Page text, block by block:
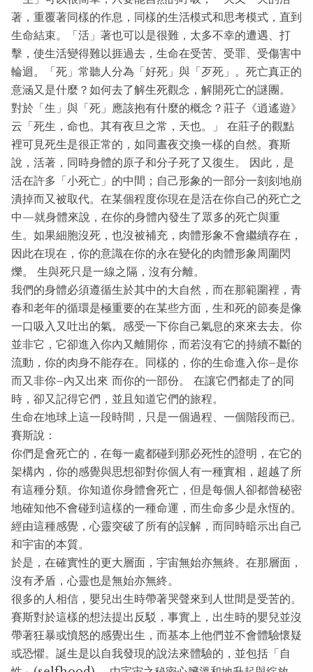
著，重覆著同樣的作息，同樣的生活模式和思考模式，直到
生命結束。「活」著也可以是很難，太多不幸的遭遇、打
擊，使生活變得難以捱過去，生命在受苦、受罪、受傷害中
輪迴。「死」常聽人分為「好死」與「歹死」。死亡真正的
意涵又是什麼？如何去了解生死觀念，解開死亡的謎團。
對於「生」與「死」應該抱有什麼的概念？莊子《逍遙遊》
云「死生，命也。其有夜旦之常，天也。」 在莊子的觀點
裡可見死生是很正常的，如同晝夜交換一樣的自然。賽斯
說，活著，同時身體的原子和分子死了又復生。 因此，是
活在許多「小死亡」的中間；自己形象的一部分一刻刻地崩
潰掉而又被取代。在某個程度你現在是活在你自己的死亡之
中—就身體來說，在你的身體內發生了眾多的死亡與重
生。如果細胞沒死，也沒被補充，肉體形象不會繼續存在，
因此在現在，你的意識在你的永在變化的肉體形象周圍閃
爍。 生與死只是一線之隔，沒有分離。
我們的身體必須遵循生於其中的大自然，而在那範圍裡，青
春和老年的循環是極重要的在某些方面，生和死的節奏是像
一口吸入又吐出的氣。感受一下你自己氣息的來來去去。你
並非它，它卻進入你內又離開你，而若沒有它的持續不斷的
流動，你的肉身不能存在。同樣的，你的生命進入你–是你
而又非你–內又出來 而你的一部份。 在讓它們都走了的同
時，卻又記得它們，並且知道它們的旅程。
生命在地球上這一段時間，只是一個過程、一個階段而已。
賽斯說：
你們是會死亡的，在每一處都碰到那必死性的證明，在它的
架構內，你的感覺與思想卻對你個人有一種實相，超越了所
有這種分類。你知道你身體會死亡，但是每個人卻都曾秘密
地確知他不會碰到這樣的一種命運，而生命多少是永恆的。
經由這種感覺，心靈突破了所有的誤解，而同時暗示出自己
和宇宙的本質。
於是，在確實性的更大層面，宇宙無始亦無終。在那層面，
沒有矛盾，心靈也是無始亦無終。
很多的人相信，嬰兒出生時帶著哭聲來到人世間是受苦的。
賽斯對於這樣的想法提出反駁，事實上，出生時的嬰兒並沒
帶著狂暴或憤怒的感覺出生，而基本上他們並不會體驗懷疑
或恐懼。誕生是以自我發現的說法來體驗的，並包括「自